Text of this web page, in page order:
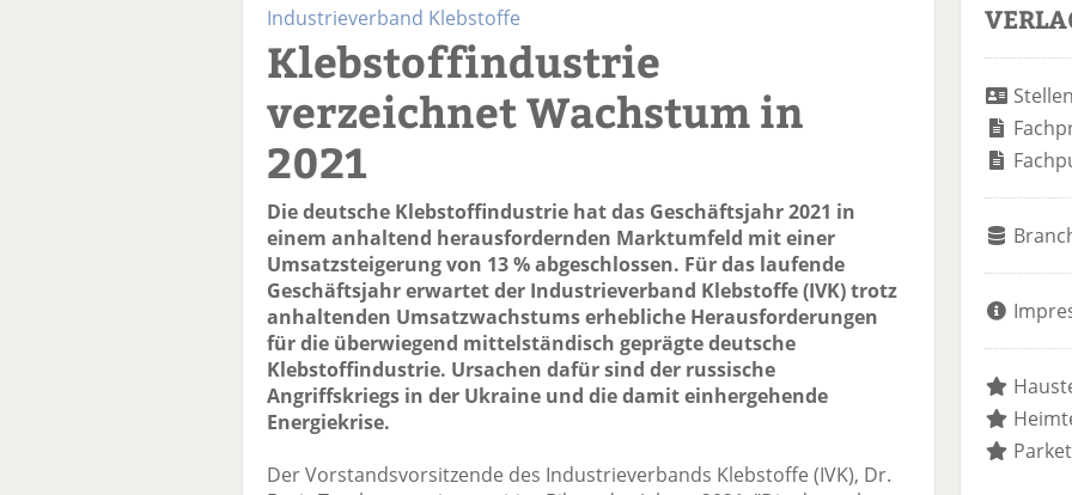
Industrieverband Klebstoffe
Klebstoffindustrie
verzeichnet Wachstum in
2021
Die deutsche Klebstoffindustrie hat das Geschäftsjahr 2021 in
einem anhaltend herausfordernden Marktumfeld mit einer
Umsatzsteigerung von 13 % abgeschlossen. Für das laufende
Geschäftsjahr erwartet der Industrieverband Klebstoffe (IVK) trotz
anhaltenden Umsatzwachstums erhebliche Herausforderungen
für die überwiegend mittelständisch geprägte deutsche
Klebstoffindustrie. Ursachen dafür sind der russische
Angriffskriegs in der Ukraine und die damit einhergehende
Energiekrise.
Der Vorstandsvorsitzende des Industrieverbands Klebstoffe (IVK), Dr.